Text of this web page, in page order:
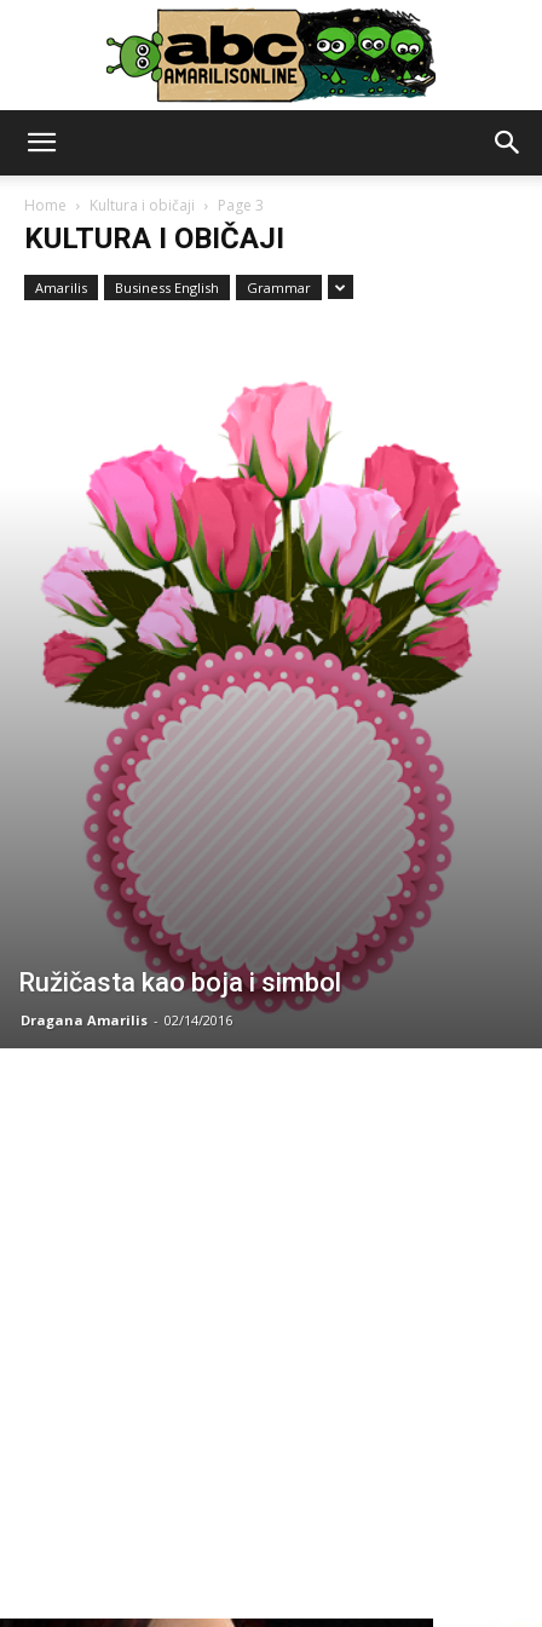
–
amarilisonline
Home Kultura i običaji Page 3
KULTURA I OBIČAJI
Amarilis Business English Grammar
Ružičasta kao boja i simbol
Dragana Amarilis - 02/14/2016